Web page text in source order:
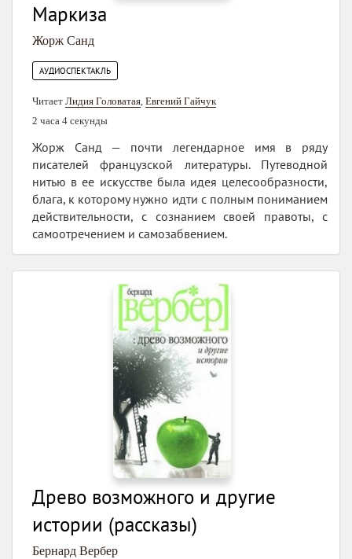
Маркиза
Жорж Санд
АУДИОСПЕКТАКЛЬ
Читает Лидия Головатая Евгений Гайчук
2 часа 4 секунды
Жорж Санд — почти легендарное имя в ряду
писателей французской литературы. Путеводной
нитью в ее искусстве была идея целесообразности,
блага, к которому нужно идти с полным пониманием
действительности, с сознанием своей правоты, с
самоотречением и самозабвением.
Древо возможного и другие
истории (рассказы)
Бернард Вербер